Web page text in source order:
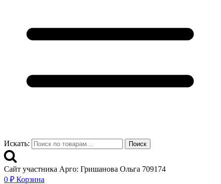
Искать: Поиск
Сайт участника Арго: Гришанова Ольга 709174
0 ₽ Корзина